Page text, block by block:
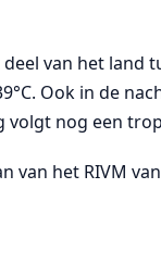
van het land
Ook in de
volgt nog een
van het RIVM